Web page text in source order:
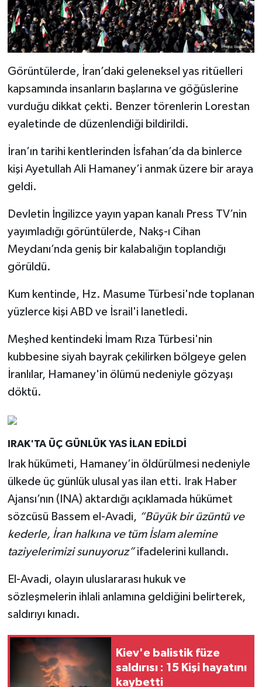
Görüntülerde, İran’daki geleneksel yas ritüelleri
kapsamında insanların başlarına ve göğüslerine
vurduğu dikkat çekti. Benzer törenlerin Lorestan
eyaletinde de düzenlendiği bildirildi.
İran’ın tarihi kentlerinden İsfahan’da da binlerce
kişi Ayetullah Ali Hamaney’i anmak üzere bir araya
geldi.
Devletin İngilizce yayın yapan kanalı Press TV’nin
yayımladığı görüntülerde, Nakş-ı Cihan
Meydanı’nda geniş bir kalabalığın toplandığı
görüldü.
Kum kentinde, Hz. Masume Türbesi'nde toplanan
yüzlerce kişi ABD ve İsrail'i lanetledi.
Meşhed kentindeki İmam Rıza Türbesi'nin
kubbesine siyah bayrak çekilirken bölgeye gelen
İranlılar, Hamaney'in ölümü nedeniyle gözyaşı
döktü.
IRAK'TA ÜÇ GÜNLÜK YAS İLAN EDİLDİ
Irak hükümeti, Hamaney’in öldürülmesi nedeniyle
ülkede üç günlük ulusal yas ilan etti. Irak Haber
Ajansı’nın (INA) aktardığı açıklamada hükümet
sözcüsü Bassem el-Avadi, “Büyük bir üzüntü ve
kederle, İran halkına ve tüm İslam alemine
taziyelerimizi sunuyoruz”ifadelerini kullandı.
El-Avadi, olayın uluslararası hukuk ve
sözleşmelerin ihlali anlamına geldiğini belirterek,
saldırıyı kınadı.
Kiev'e balistik füze
saldırısı : 15 Kişi hayatını
kaybetti